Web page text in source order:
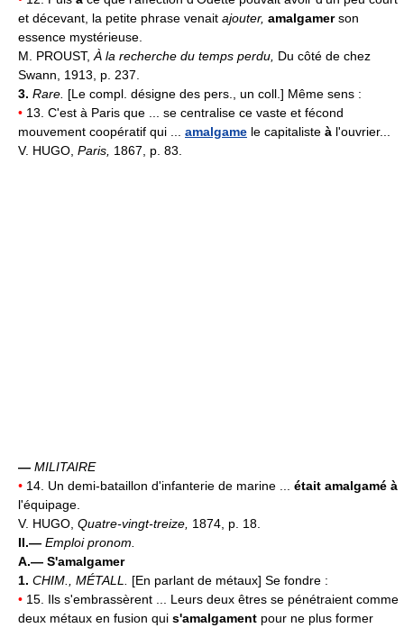
et décevant, la petite phrase venait ajouter, amalgamerson
essence mystérieuse.
M. PROUST, À la recherche du temps perdu, Du côté de chez
Swann, 1913, p. 237.
3. Rare. [Le compl. désigne des pers., un coll.] Même sens :
• 13. C'est à Paris que ... se centralise ce vaste et fécond
mouvement coopératif qui ... amalgame le capitaliste à l'ouvrier...
V. HUGO, Paris, 1867, p. 83.
— MILITAIRE
• 14. Un demi-bataillon d'infanterie de marine ... était amalgamé à
l'équipage.
V. HUGO, Quatre-vingt-treize, 1874, p. 18.
II.— Emploi pronom.
A.— S'amalgamer
1. CHIM., MÉTALL. [En parlant de métaux] Se fondre :
• 15. Ils s'embrassèrent ... Leurs deux êtres se pénétraient comme
deux métaux en fusion qui s'amalgament pour ne plus former